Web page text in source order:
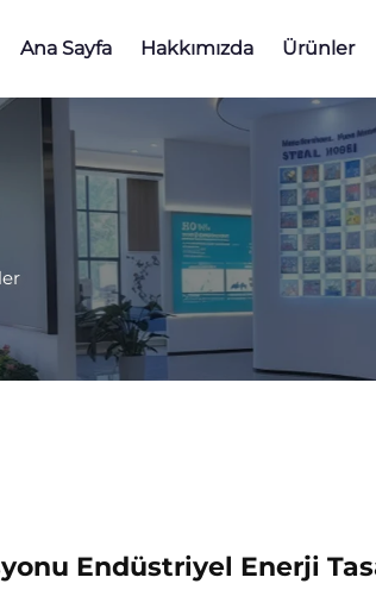
Ana Sayfa Hakkımızda Ürünler
Endüstriyel Enerji